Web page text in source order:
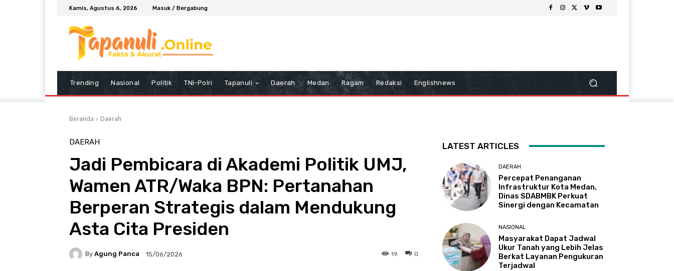
Kamis, Agustus 6, 2026 Masuk / Bergabung
Trending Nasional Politik TNI-Polri Tapanuli Daerah Medan Ragam Redaksi Englishnews
Beranda Daerah
DAERAH
Jadi Pembicara di Akademi Politik UMJ,
Wamen ATR/Waka BPN: Pertanahan
Berperan Strategis dalam Mendukung
Asta Cita Presiden
By Agung Panca 15/06/2026 0
19
LATEST ARTICLES
DAERAH
Percepat Penanganan
Infrastruktur Kota Medan,
Dinas SDABMBK Perkuat
Sinergi dengan Kecamatan
NASIONAL
Masyarakat Dapat Jadwal
Ukur Tanah yang Lebih Jelas
Berkat Layanan Pengukuran
Terjadwal